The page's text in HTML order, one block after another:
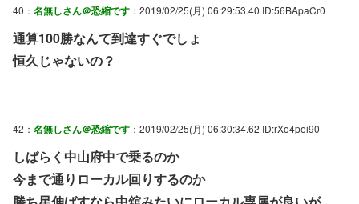
40： 名無しさん＠恐縮です ：2019/02/25(月) 06:29:53.40 ID:56BApaCr0
通算100勝なんて到達すぐでしょ
恒久じゃないの？
42： 名無しさん＠恐縮です ：2019/02/25(月) 06:30:34.62 ID:rXo4pei90
しばらく中山府中で乗るのか
今まで通りローカル回りするのか